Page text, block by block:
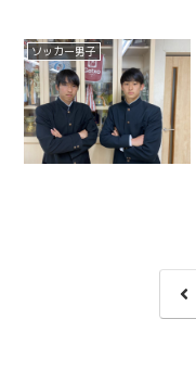
ソッカー男子
前